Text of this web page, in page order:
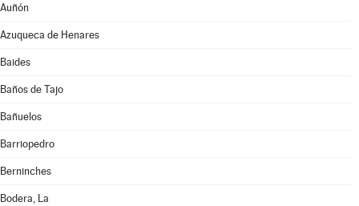
Auñón
Azuqueca de Henares
Baides
Baños de Tajo
Bañuelos
Barriopedro
Berninches
Bodera, La